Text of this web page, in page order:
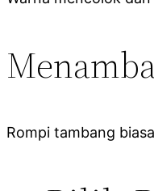
Rompi tambang